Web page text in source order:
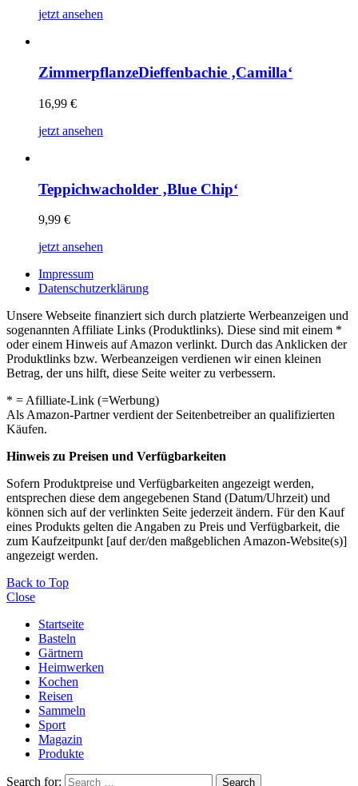
jetzt ansehen
ZimmerpflanzeDieffenbachie ‚Camilla‘
16,99 €
jetzt ansehen
Teppichwacholder ‚Blue Chip‘
9,99 €
jetzt ansehen
Impressum
Datenschutzerklärung
Unsere Webseite finanziert sich durch platzierte Werbeanzeigen und
sogenannten Affiliate Links (Produktlinks). Diese sind mit einem *
oder einem Hinweis auf Amazon verlinkt. Durch das Anklicken der
Produktlinks bzw. Werbeanzeigen verdienen wir einen kleinen
Betrag, der uns hilft, diese Seite weiter zu verbessern.
* = Afilliate-Link (=Werbung)
Als Amazon-Partner verdient der Seitenbetreiber an qualifizierten
Käufen.
Hinweis zu Preisen und Verfügbarkeiten
Sofern Produktpreise und Verfügbarkeiten angezeigt werden,
entsprechen diese dem angegebenen Stand (Datum/Uhrzeit) und
können sich auf der verlinkten Seite jederzeit ändern. Für den Kauf
eines Produkts gelten die Angaben zu Preis und Verfügbarkeit, die
zum Kaufzeitpunkt [auf der/den maßgeblichen Amazon-Website(s)]
angezeigt werden.
Back to Top
Close
Startseite
Basteln
Gärtnern
Heimwerken
Kochen
Reisen
Sammeln
Sport
Magazin
Produkte
Search for: Search